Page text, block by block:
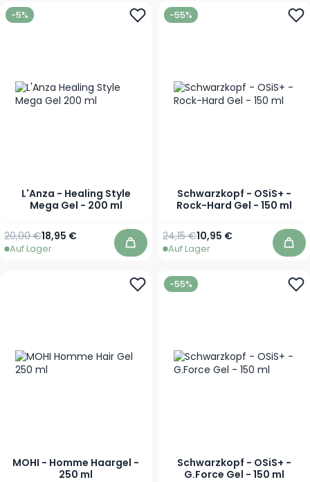
-5%
L'Anza - Healing Style
Mega Gel - 200 ml
Sonderpreis
18,95 €
Regulärer Preis
20,00 €
Auf Lager In den Warenkorb
-55%
Schwarzkopf - OSiS+ -
Rock-Hard Gel - 150 ml
Sonderpreis
10,95 €
Regulärer Preis
24,15 €
Auf Lager In
MOHI - Homme Haargel -
250 ml
-55%
Schwarzkopf - OSiS+ -
G.Force Gel - 150 ml